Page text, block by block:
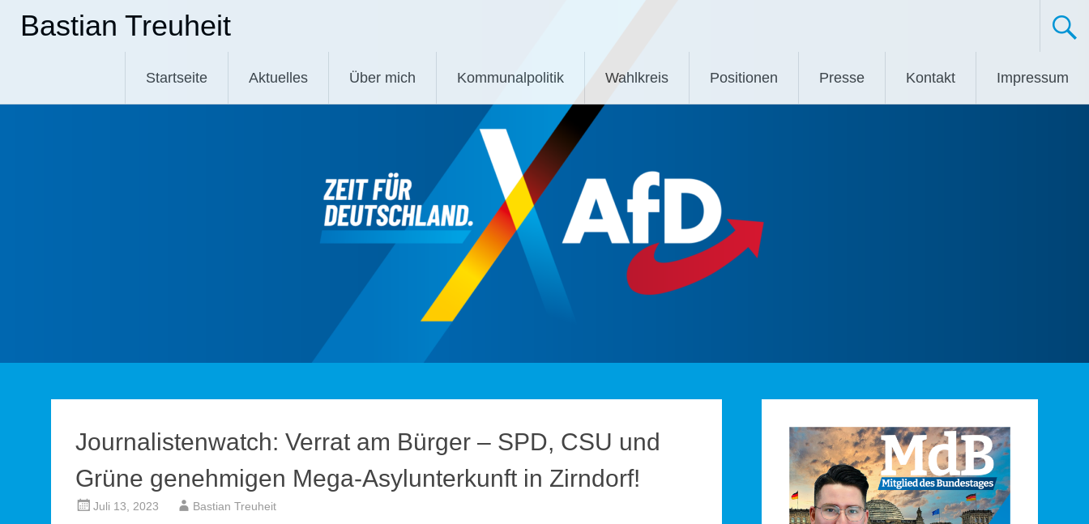
InhaltBastian Treuheit
Startseite Aktuelles Über mich Kommunalpolitik Wahlkreis Positionen Presse Kontakt Impressum
Journalistenwatch: Verrat am Bürger – SPD, CSU und
Grüne genehmigen Mega-Asylunterkunft in Zirndorf!
Juli 13, 2023 Bastian Treuheit